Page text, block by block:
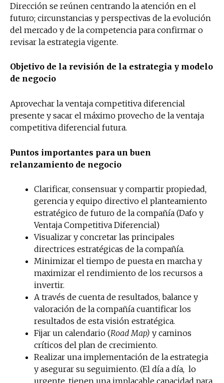
Dirección se reúnen centrando la atención en el
futuro; circunstancias y perspectivas de la evolución
del mercado y de la competencia para confirmar o
revisar la estrategia vigente.
Objetivo de la revisión de la estrategia y modelo
de negocio
Aprovechar la ventaja competitiva diferencial
presente y sacar el máximo provecho de la ventaja
competitiva diferencial futura.
Puntos importantes para un buen
relanzamiento de negocio
Clarificar, consensuar y compartir propiedad,
gerencia y equipo directivo el planteamiento
estratégico de futuro de la compañía (Dafo y
Ventaja Competitiva Diferencial)
Visualizar y concretar las principales
directrices estratégicas de la compañía.
Minimizar el tiempo de puesta en marcha y
maximizar el rendimiento de los recursos a
invertir.
A través de cuenta de resultados, balance y
valoración de la compañía cuantificar los
resultados de esta visión estratégica.
Fijar un calendario (Road Map) y caminos
críticos del plan de crecimiento.
Realizar una implementación de la estrategia
y asegurar su seguimiento. (El día a día, lo